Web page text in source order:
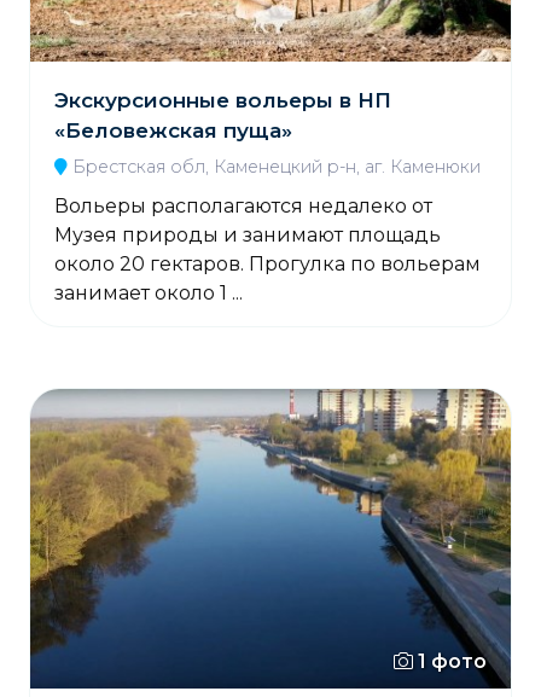
Экскурсионные вольеры в НП
«Беловежская пуща»
Брестская обл, Каменецкий р-н, аг. Каменюки
Вольеры располагаются недалеко от
Музея природы и занимают площадь
около 20 гектаров. Прогулка по вольерам
занимает около 1 ...
1 фото